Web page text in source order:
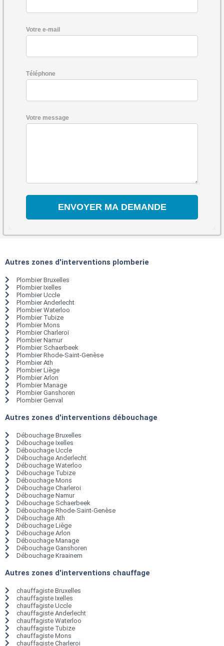
Votre e-mail
Téléphone
Votre message
Autres zones d'interventions plomberie
Plombier Bruxelles
Plombier Ixelles
Plombier Uccle
Plombier Anderlecht
Plombier Waterloo
Plombier Tubize
Plombier Mons
Plombier Charleroi
Plombier Namur
Plombier Schaerbeek
Plombier Rhode-Saint-Genèse
Plombier Ath
Plombier Liège
Plombier Arlon
Plombier Manage
Plombier Ganshoren
Plombier Genval
Autres zones d'interventions débouchage
Débouchage Bruxelles
Débouchage Ixelles
Débouchage Uccle
Débouchage Anderlecht
Débouchage Waterloo
Débouchage Tubize
Débouchage Mons
Débouchage Charleroi
Débouchage Namur
Débouchage Schaerbeek
Débouchage Rhode-Saint-Genèse
Débouchage Ath
Débouchage Liège
Débouchage Arlon
Débouchage Manage
Débouchage Ganshoren
Débouchage Kraainem
Autres zones d'interventions chauffage
chauffagiste Bruxelles
chauffagiste Ixelles
chauffagiste Uccle
chauffagiste Anderlecht
chauffagiste Waterloo
chauffagiste Tubize
chauffagiste Mons
chauffagiste Charleroi